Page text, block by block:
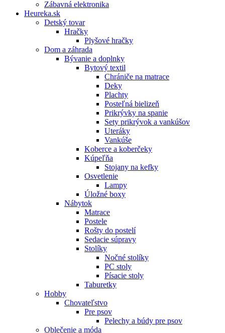
Zábavná elektronika
Heureka.sk
Detský tovar
Hračky
Plyšové hračky
Dom a záhrada
Bývanie a doplnky
Bytový textil
Chrániče na matrace
Deky
Plachty
Posteľná bielizeň
Prikrývky na spanie
Sety prikrývok a vankúšov
Uteráky
Vankúše
Koberce a koberčeky
Kúpeľňa
Stojany na kefky
Osvetlenie
Lampy
Úložné boxy
Nábytok
Matrace
Postele
Rošty do postelí
Sedacie súpravy
Stolíky
Nočné stolíky
PC stoly
Písacie stoly
Taburetky
Hobby
Chovateľstvo
Pre psov
Pelechy a búdy pre psov
Oblečenie a móda